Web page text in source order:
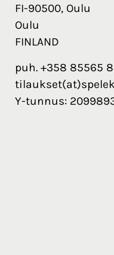
FI-90500, Oulu
Oulu
FINLAND
puh. +358 85565
Y-tunnus: